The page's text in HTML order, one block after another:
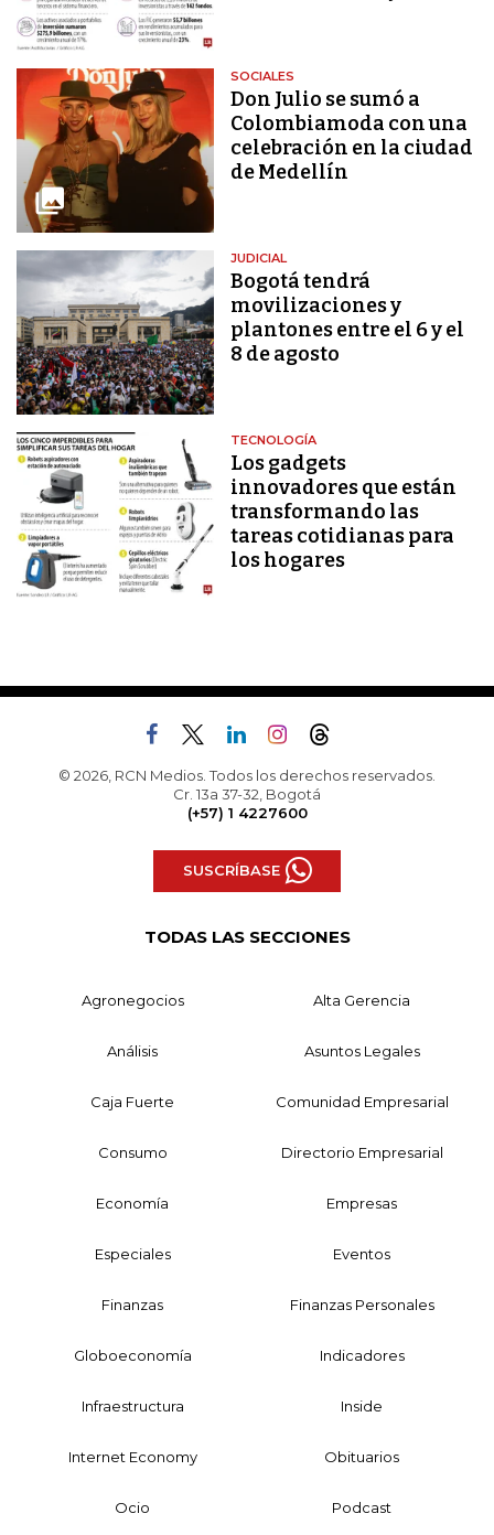
SOCIALES
Don Julio se sumó a
Colombiamoda con una
celebración en la ciudad
de Medellín
JUDICIAL
Bogotá tendrá
movilizaciones y
plantones entre el 6 y el
8 de agosto
TECNOLOGÍA
Los gadgets
innovadores que están
transformando las
tareas cotidianas para
los hogares
© 2026, RCN Medios. Todos los derechos reservados.
Cr. 13a 37-32, Bogotá
(+57) 1 4227600
SUSCRÍBASE
TODAS LAS SECCIONES
Agronegocios Alta Gerencia
Análisis Asuntos Legales
Caja Fuerte Comunidad Empresarial
Consumo Directorio Empresarial
Economía Empresas
Especiales Eventos
Finanzas Finanzas Personales
Globoeconomía Indicadores
Infraestructura Inside
Internet Economy Obituarios
Ocio Podcast